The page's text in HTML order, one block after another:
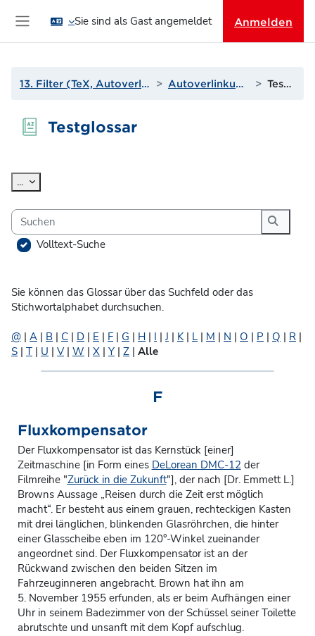
Sie sind als Gast angemeldet Anmelden
13. Filter (TeX, Autoverlinkungen und mehr) Autoverlinkung zu Glossaren Testglossar
Testglossar
... Einträge exportieren
Suchen
Suchen
Volltext-Suche
Sie können das Glossar über das Suchfeld oder das
Stichwortalphabet durchsuchen.
@ | A | B | C | D | E | F | G | H | I |J | K| L | M | N | O | P | Q | R |
S | T | U | V| W | X | Y | Z | Alle
F
Fluxkompensator
Der Fluxkompensator ist das Kernstück [einer]
Zeitmaschine [in Form eines DeLorean DMC-12 der
Filmreihe "Zurück in die Zukunft"], der nach [Dr. Emmett L.]
Browns Aussage „Reisen durch die Zeit erst möglich
macht“. Er besteht aus einem grauen, rechteckigen Kasten
mit drei länglichen, blinkenden Glasröhrchen, die hinter
einer Glasscheibe eben im 120°-Winkel zueinander
angeordnet sind. Der Fluxkompensator ist an der
Rückwand zwischen den beiden Sitzen im
Fahrzeuginneren angebracht. Brown hat ihn am
5. November 1955 erfunden, als er beim Aufhängen einer
Uhr in seinem Badezimmer von der Schüssel seiner Toilette
abrutschte und unsanft mit dem Kopf aufschlug.